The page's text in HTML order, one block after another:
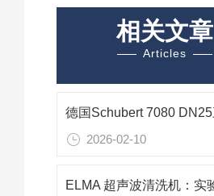
相关文章
Articles
2026-02-10